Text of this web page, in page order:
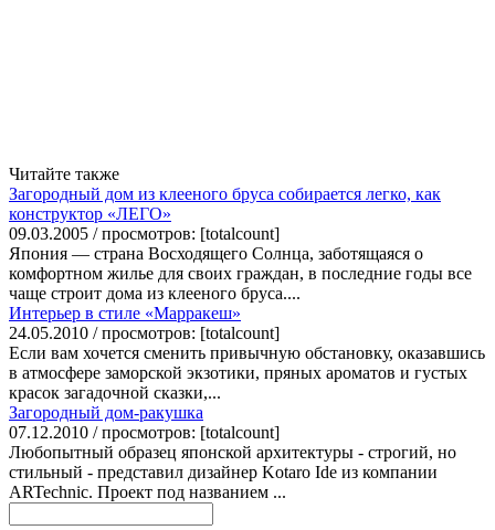
Читайте также
Загородный дом из клееного бруса собирается легко, как
конструктор «ЛЕГО»
09.03.2005 / просмотров: [totalcount]
Япония — страна Восходящего Солнца, заботящаяся о
комфортном жилье для своих граждан, в последние годы все
чаще строит дома из клееного бруса....
Интерьер в стиле «Марракеш»
24.05.2010 / просмотров: [totalcount]
Если вам хочется сменить привычную обстановку, оказавшись
в атмосфере заморской экзотики, пряных ароматов и густых
красок загадочной сказки,...
Загородный дом-ракушка
07.12.2010 / просмотров: [totalcount]
Любопытный образец японской архитектуры - строгий, но
стильный - представил дизайнер Kotaro Ide из компании
ARTechnic. Проект под названием ...